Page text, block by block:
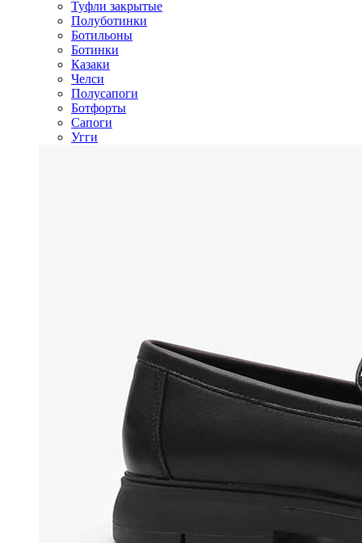
Туфли закрытые
Полуботинки
Ботильоны
Ботинки
Казаки
Челси
Полусапоги
Ботфорты
Сапоги
Угги